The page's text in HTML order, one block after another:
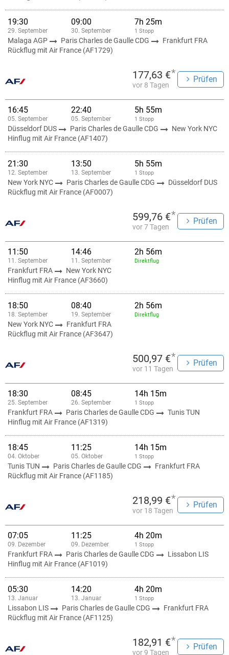
19:30
29. September
09:00
30. September
7h 25m
1 Stopp
Malaga AGP Paris Charles de Gaulle CDG
Frankfurt FRA
Rückflug mit Air France (AF1729)
177,63 €*
vor 8 Tagen
Prüfen
16:45
05. September
22:40
05. September
5h 55m
1 Stopp
Düsseldorf DUS Paris Charles de Gaulle CDG
New York NYC
Hinflug mit Air France (AF1407)
21:30
12. September
13:50
13. September
5h 55m
1 Stopp
New York NYC Paris Charles de Gaulle CDG
Düsseldorf DUS
Rückflug mit Air France (AF0007)
599,76 €*
vor 7 Tagen
Prüfen
11:50
11. September
14:46
11. September
2h 56m
Direktflug
Frankfurt FRA
New York NYC
Hinflug mit Air France (AF3660)
18:50
18. September
08:40
19. September
2h 56m
Direktflug
New York NYC
Frankfurt FRA
Rückflug mit Air France (AF3647)
500,97 €*
vor 11 Tagen
Prüfen
18:30
25. September
08:45
26. September
14h 15m
1 Stopp
Frankfurt FRA Paris Charles de Gaulle CDG
Tunis TUN
Hinflug mit Air France (AF1319)
18:45
04. Oktober
11:25
05. Oktober
14h 15m
1 Stopp
Tunis TUN Paris Charles de Gaulle CDG
Frankfurt FRA
Rückflug mit Air France (AF1185)
218,99 €*
vor 18 Tagen
Prüfen
07:05
09. Dezember
11:25
09. Dezember
4h 20m
1 Stopp
Frankfurt FRA Paris Charles de Gaulle CDG
Lissabon LIS
Hinflug mit Air France (AF1019)
05:30
13. Januar
14:20
13. Januar
4h 20m
1 Stopp
Lissabon LIS Paris Charles de Gaulle CDG
Frankfurt FRA
Rückflug mit Air France (AF1125)
182,91 €*
vor 9 Tagen
Prüfen